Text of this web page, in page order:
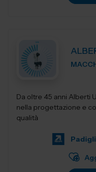
Da oltre 45 anni Alberti
nella progettazione e
qualità